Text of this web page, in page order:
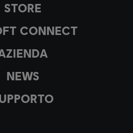
STORE
CONNECT
NEWS